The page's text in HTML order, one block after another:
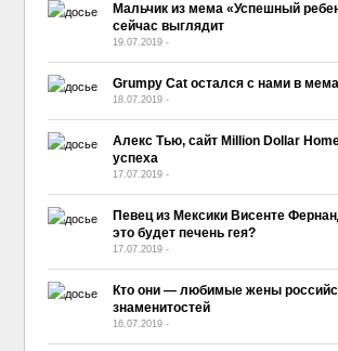
Мальчик из мема «Успешный
сейчас выглядит
19.07.2019 -
Grumpy Cat остался с нами в
18.07.2019 -
Алекс Тью, сайт Million Dollar
успеха
17.07.2019 -
Певец из Мексики Висенте
это будет печень гея?
17.07.2019 -
Кто они — любимые жены
знаменитостей
16.07.2019 -